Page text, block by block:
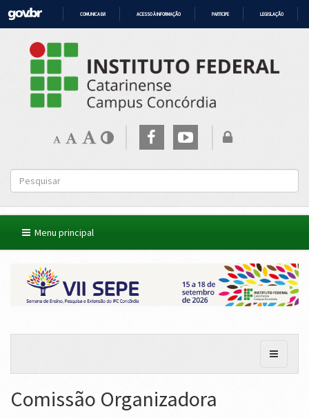
CONTEÚDO
COMUNICA BR ACESSO À INFORMAÇÃO PARTICIPE LEGISLAÇÃO
Menu principal
Comissão Organizadora